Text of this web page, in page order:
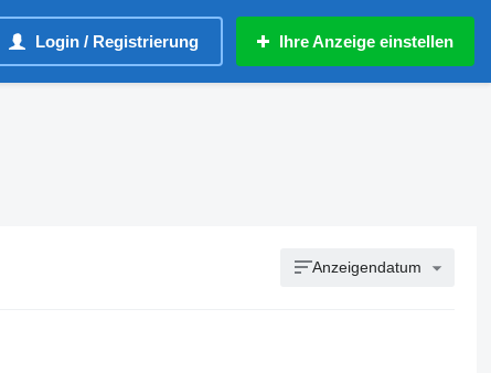
Login / Registrierung Ihre Anzeige einstellen
Anzeigendatum